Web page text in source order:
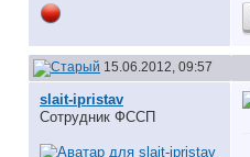
15.06.2012, 09:57
slait-ipristav
Сотрудник ФССП